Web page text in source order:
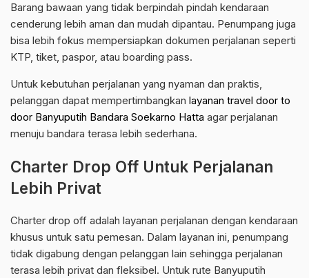
Barang bawaan yang tidak berpindah pindah kendaraan
cenderung lebih aman dan mudah dipantau. Penumpang juga
bisa lebih fokus mempersiapkan dokumen perjalanan seperti
KTP, tiket, paspor, atau boarding pass.
Untuk kebutuhan perjalanan yang nyaman dan praktis,
pelanggan dapat mempertimbangkan layanan travel door to
door Banyuputih Bandara Soekarno Hatta agar perjalanan
menuju bandara terasa lebih sederhana.
Charter Drop Off Untuk Perjalanan
Lebih Privat
Charter drop off adalah layanan perjalanan dengan kendaraan
khusus untuk satu pemesan. Dalam layanan ini, penumpang
tidak digabung dengan pelanggan lain sehingga perjalanan
terasa lebih privat dan fleksibel. Untuk rute Banyuputih